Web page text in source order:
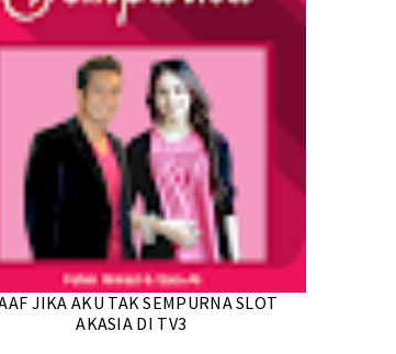
JIKA AKU TAK SEMPURNA SLOT
AKASIA DI TV3